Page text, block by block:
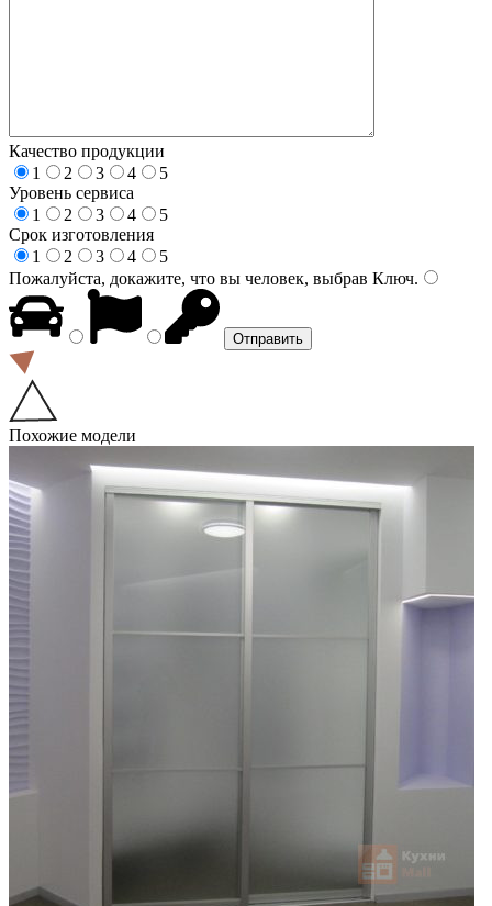
Качество продукции
1
2 3 4
5
Уровень сервиса
1
2 3 4
5
Срок изготовления
1
2 3 4
5
Пожалуйста, докажите, что вы человек, выбрав Ключ.
Похожие модели